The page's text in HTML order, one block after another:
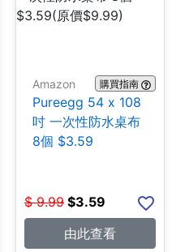
Amazon 購買指南
Pureegg 54 x 108
吋 一次性防水桌布
8個 $3.59
$ 9.99 $3.59
由此查看